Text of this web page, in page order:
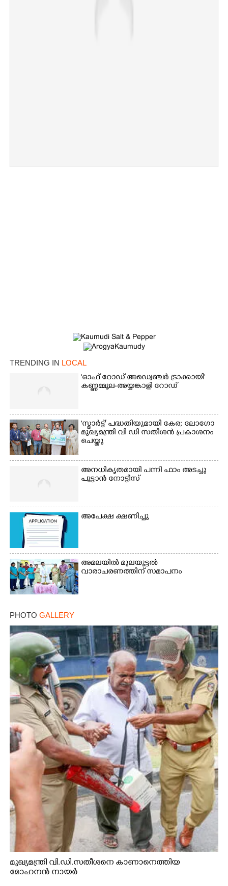
TRENDING IN LOCAL
'ഓഫ് റോഡ് അഡ്വെഞ്ചർ ട്രാക്കായി'
കണ്ണമ്മൂല-അയ്യങ്കാളി റോഡ്
'സ്മാർട്ട്' പദ്ധതിയുമായി കേര; ലോഗോ
മുഖ്യമന്ത്രി വി ഡി സതീശൻ പ്രകാശനം
ചെയ്തു
അനധികൃതമായി പന്നി ഫാം അടച്ചു
പൂട്ടാൻ നോട്ടീസ്
അപേക്ഷ ക്ഷണിച്ചു
അമലയിൽ മുലയൂട്ടൽ
വാരാചരണത്തിന് സമാപനം
PHOTO GALLERY
മുഖ്യമന്ത്രി വി.ഡി.സതീശനെ കാണാനെത്തിയ
മോഹനൻ നായർ
Copy Link